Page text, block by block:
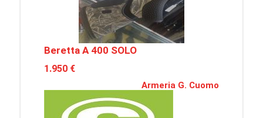
Beretta A 400 SOLO
1.950 €
Armeria G. Cuomo